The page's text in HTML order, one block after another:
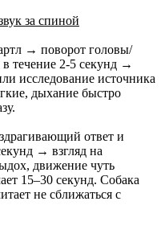
за спиной
→ поворот головы/
течение 2-5 секунд →
исследование источника
дыхание быстро
ответ и
→ взгляд на
движение чуть
15–30 секунд. Собака
не сближаться с